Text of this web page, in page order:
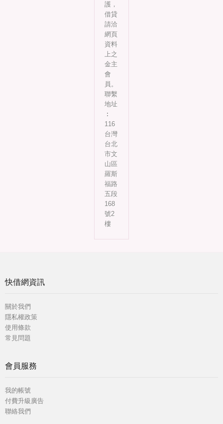
護，
借貸
請洽
網頁
資料
上之
金主
會
員。
聯繫
地址
︰
116
台灣
台北
市文
山區
羅斯
福路
五段
168
號2
樓
快借網資訊
關於我們
隱私權政策
使用條款
常見問題
會員服務
我的帳號
付費升級廣告
聯絡我們